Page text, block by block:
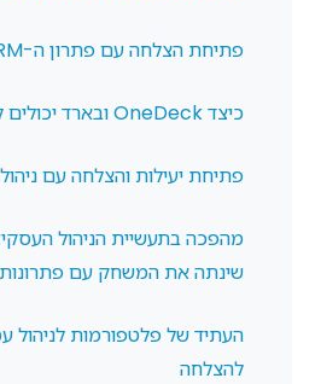
פתיחת הצלחה עם פתרון ה-CRM המושלם
כיצד OneDeck ובארד יכולים לעזור לעסק שלך
פתיחת יעילות והצלחה עם ניהול
שינתה את המשחק עם
העתיד של פלטפורמות לניהול
להצלחה